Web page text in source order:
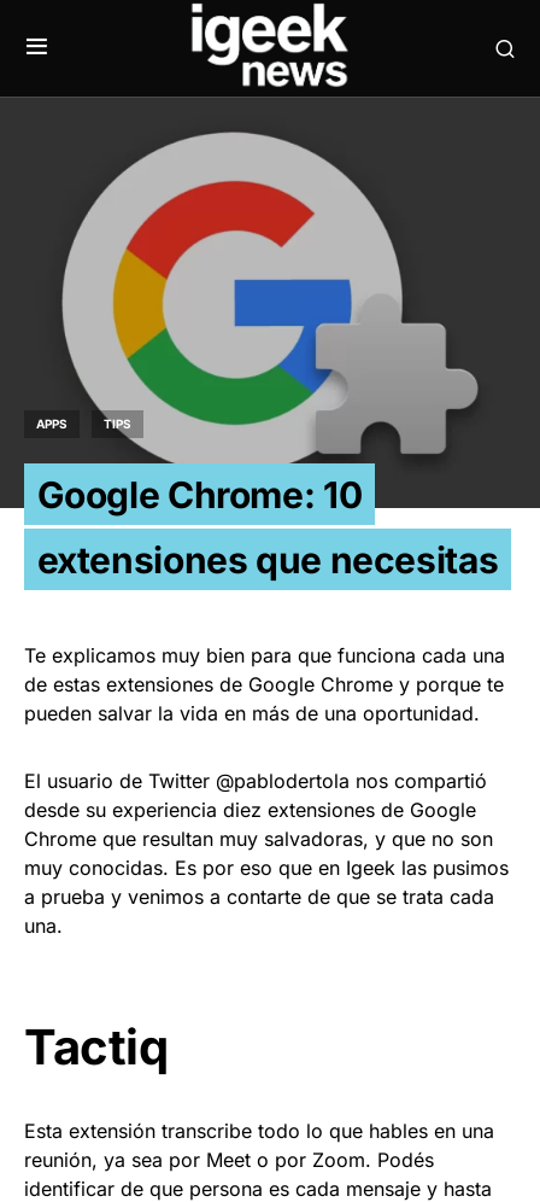
APPS TIPS
Google Chrome: 10
extensiones que necesitas
Te explicamos muy bien para que funciona cada una
de estas extensiones de Google Chrome y porque te
pueden salvar la vida en más de una oportunidad.
El usuario de Twitter @pablodertola nos compartió
desde su experiencia diez extensiones de Google
Chrome que resultan muy salvadoras, y que no son
muy conocidas. Es por eso que en Igeek las pusimos
a prueba y venimos a contarte de que se trata cada
una.
Tactiq
Esta extensión transcribe todo lo que hables en una
reunión, ya sea por Meet o por Zoom. Podés
identificar de que persona es cada mensaje y hasta